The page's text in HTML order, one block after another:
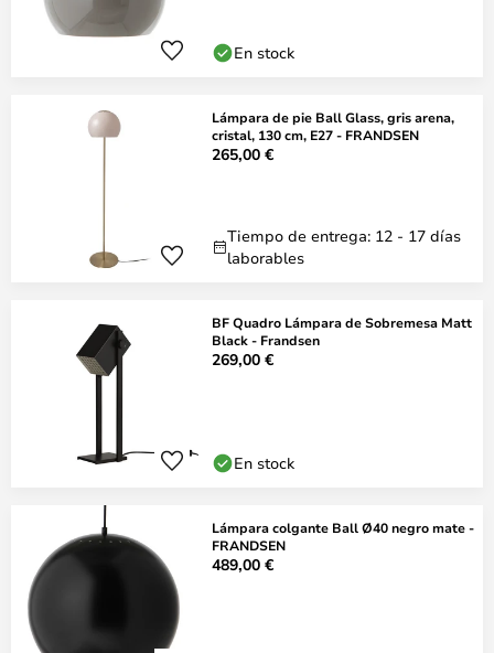
En stock
Lámpara de pie Ball Glass, gris arena,
cristal, 130 cm, E27 - FRANDSEN
265,00 €
Tiempo de entrega: 12 - 17 días
laborables
BF Quadro Lámpara de Sobremesa Matt
Black - Frandsen
269,00 €
En stock
Lámpara colgante Ball Ø40 negro mate -
FRANDSEN
489,00 €